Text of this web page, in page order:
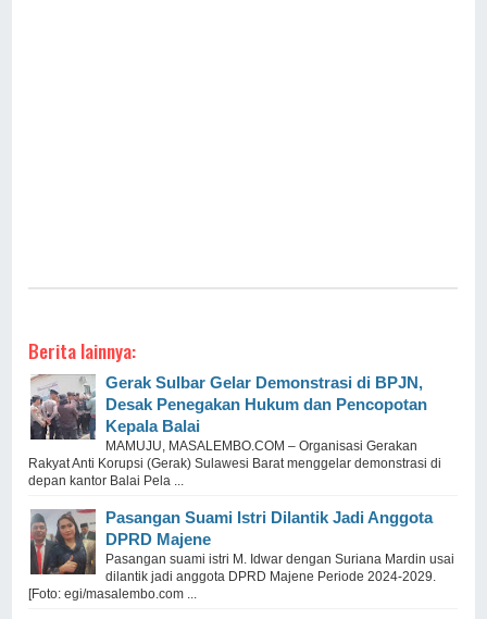
Berita lainnya:
Gerak Sulbar Gelar Demonstrasi di BPJN,
Desak Penegakan Hukum dan Pencopotan
Kepala Balai
MAMUJU, MASALEMBO.COM – Organisasi Gerakan
Rakyat Anti Korupsi (Gerak) Sulawesi Barat menggelar demonstrasi di
depan kantor Balai Pela ...
Pasangan Suami Istri Dilantik Jadi Anggota
DPRD Majene
Pasangan suami istri M. Idwar dengan Suriana Mardin usai
dilantik jadi anggota DPRD Majene Periode 2024-2029.
[Foto: egi/masalembo.com ...